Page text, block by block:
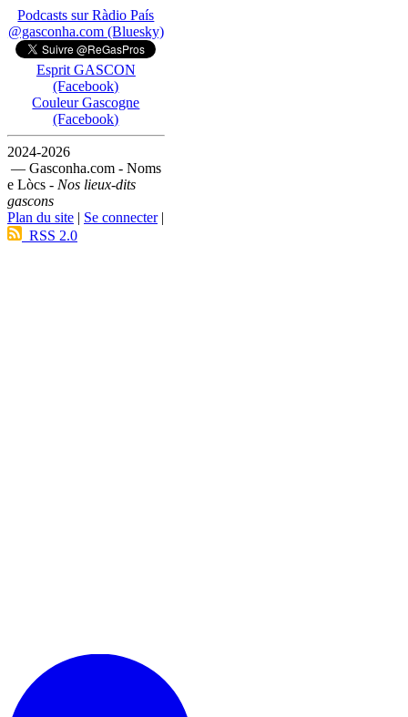
Podcasts sur Ràdio País
@gasconha.com (Bluesky)
Esprit GASCON
(Facebook)
Couleur Gascogne
(Facebook)
2024-2026
— Gasconha.com - Noms
e Lòcs - Nos lieux-dits
gascons
Plan du site | Se connecter|
RSS 2.0